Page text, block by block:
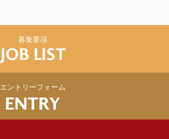
募集要項
エントリーフォーム